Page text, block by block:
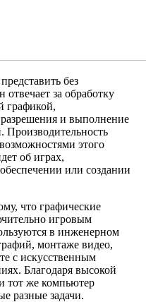
без
за обработку
графикой,
и выполнение
Производительность
этого
об играх,
или создании
что графические
игровым
в инженерном
монтаже видео,
с искусственным
Благодаря высокой
тот же компьютер
разные задачи.